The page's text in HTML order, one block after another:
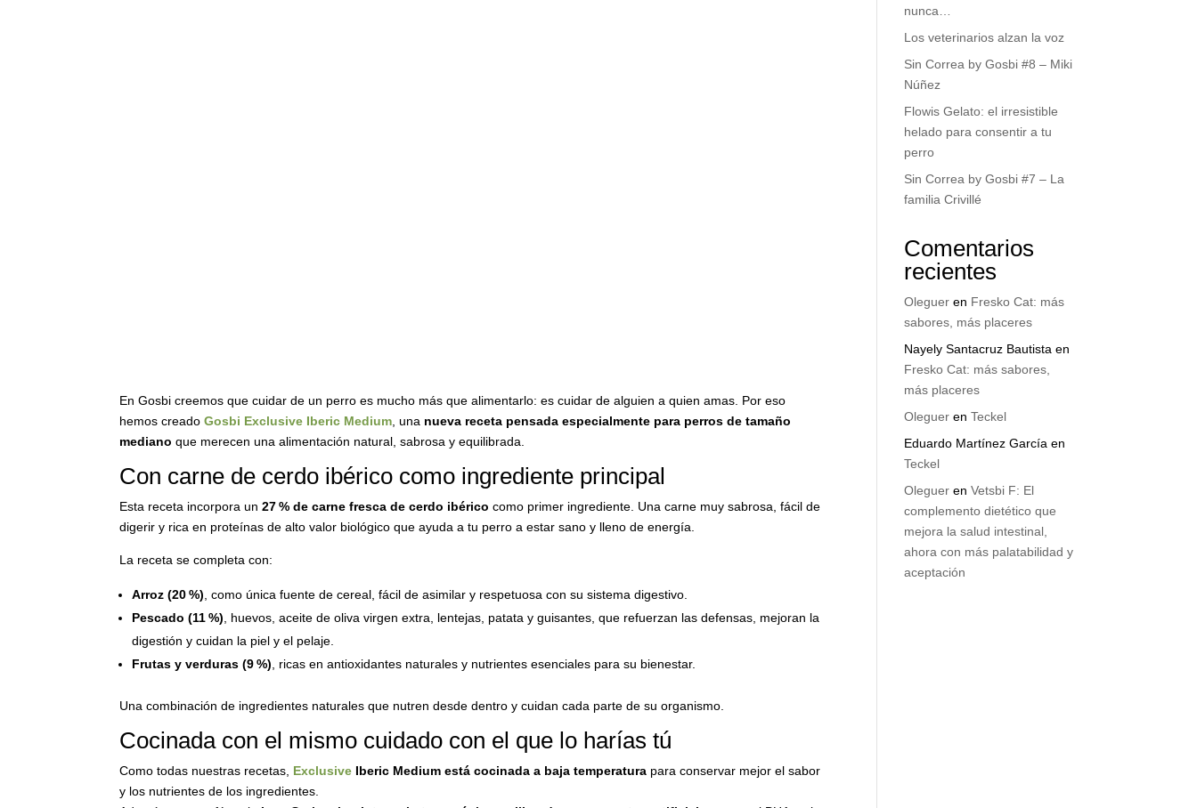
En Gosbi creemos que cuidar de un perro es mucho más que alimentarlo: es cuidar de alguien a quien amas. Por eso
hemos creadoGosbi Exclusive Iberic Medium , una nueva receta pensada especialmente para perros de tamaño
mediano que merecen una alimentación natural, sabrosa y equilibrada.
Con carne de cerdo ibérico como ingrediente principal
Esta receta incorpora un27 % de carne fresca de cerdo ibérico como primer ingrediente. Una carne muy sabrosa, fácil de
digerir y rica en proteínas de alto valor biológico que ayuda a tu perro a estar sano y lleno de energía.
La receta se completa con:
Arroz (20 %) , como única fuente de cereal, fácil de asimilar y respetuosa con su sistema digestivo.
Pescado (11 %) , huevos, aceite de oliva virgen extra, lentejas, patata y guisantes, que refuerzan las defensas, mejoran la
digestión y cuidan la piel y el pelaje.
Frutas y verduras (9 %) , ricas en antioxidantes naturales y nutrientes esenciales para su bienestar.
Una combinación de ingredientes naturales que nutren desde dentro y cuidan cada parte de su organismo.
Cocinada con el mismo cuidado con el que lo harías tú
Como todas nuestras recetas, Exclusive Iberic Medium está cocinada a baja temperatura para conservar mejor el sabor
y los nutrientes de los ingredientes.
nunca…
Los veterinarios alzan la voz
Sin Correa by Gosbi #8 – Miki
Núñez
Flowis Gelato: el irresistible
helado para consentir a tu
perro
Sin Correa by Gosbi #7 – La
familia Crivillé
Comentarios
recientes
Oleguer en Fresko Cat: más
sabores, más placeres
Nayely Santacruz Bautista en
Fresko Cat: más sabores,
más placeres
Oleguer enTeckel
Eduardo Martínez García en
Teckel
Oleguer enVetsbi F: El
complemento dietético que
mejora la salud intestinal,
ahora con más palatabilidad y
aceptación